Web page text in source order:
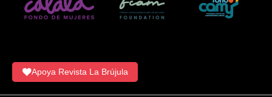
Apoya Revista La Brújula